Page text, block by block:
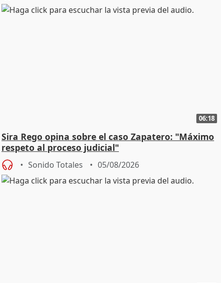
06:18
Sira Rego opina sobre el caso Zapatero: "Máximo
respeto al proceso judicial"
Sonido Totales 05/08/2026